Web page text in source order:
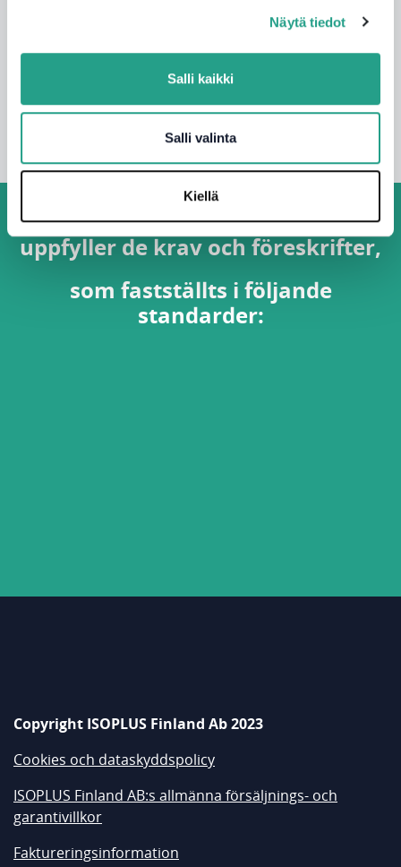
Näytä tiedot
Salli kaikki
Salli valinta
Kiellä
Se alla
isoplus Suomi Oy: verksamhet
uppfyller de krav och föreskrifter,
som fastställts i följande
standarder:
Copyright ISOPLUS Finland Ab 2023
Cookies och dataskyddspolicy
ISOPLUS Finland AB:s allmänna försäljnings- och
garantivillkor
Faktureringsinformation